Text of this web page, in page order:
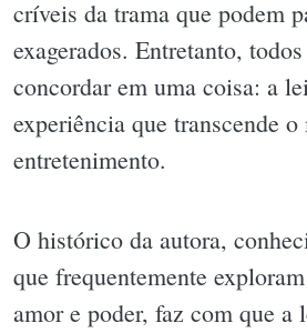
críveis da trama que podem
exagerados. Entretanto,
concordar em uma coisa: a
experiência que transcende o
entretenimento.
O histórico da autora,
que frequentemente
amor e poder, faz com que a